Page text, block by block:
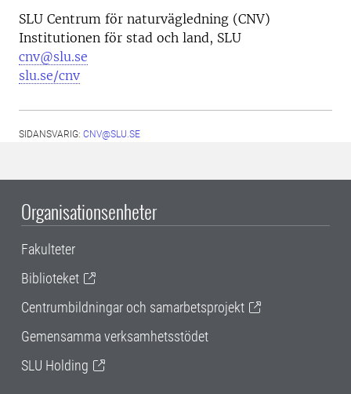
SLU Centrum för naturvägledning (CNV)
Institutionen för stad och land, SLU
cnv@slu.se
slu.se/cnv
SIDANSVARIG: CNV@SLU.SE
Organisationsenheter
Fakulteter
Biblioteket
Centrumbildningar och samarbetsprojekt
Gemensamma verksamhetsstödet
SLU Holding